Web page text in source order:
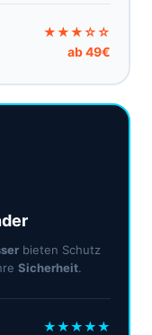
★★★☆☆
ab 49€
bieten Schutz
Sicherheit.
★★★★★